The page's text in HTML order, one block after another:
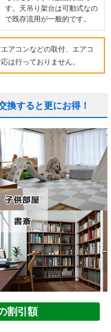
す。天吊り架台は可動式なの
で既存流用が一般的です。
アコンなどの取付、エアコ
は行っておりません。
換すると更にお得！
割引額